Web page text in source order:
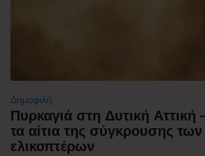
Δημοφιλή
Πυρκαγιά στη Δυτική Αττική
τα αίτια της σύγκρουσης
ελικοπτέρων